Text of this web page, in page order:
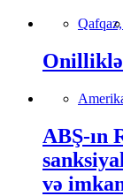
Qafqaz,
ABŞ-ın
və